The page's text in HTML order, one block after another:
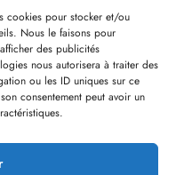
cookies pour stocker et/ou
Nous le faisons pour
des publicités
nous autorisera à traiter des
ou les ID uniques sur ce
consentement peut avoir un